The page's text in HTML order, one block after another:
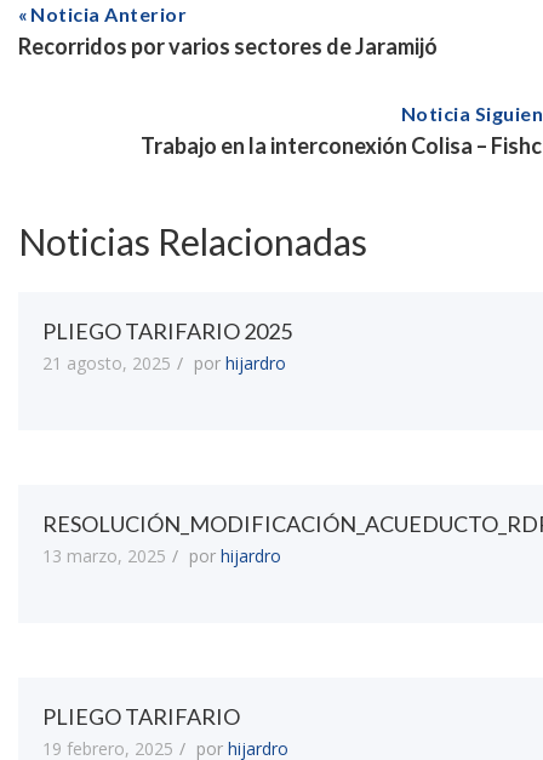
Noticia Anterior
Recorridos por varios sectores de Jaramijó
Noticia
Trabajo en la interconexión Colisa –
Noticias Relacionadas
PLIEGO TARIFARIO 2025
21 agosto, 2025 por hijardro
13 marzo, 2025 por hijardro
PLIEGO TARIFARIO
19 febrero, 2025 por hijardro